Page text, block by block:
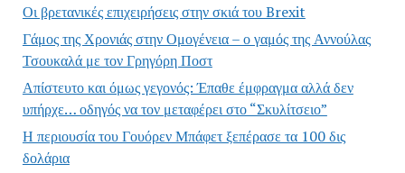
Οι βρετανικές επιχειρήσεις στην σκιά του Brexit
Γάμος της Χρονιάς στην Ομογένεια – ο γαμός της Αννούλας
Τσουκαλά με τον Γρηγόρη Ποστ
Απίστευτο και όμως γεγονός: Έπαθε έμφραγμα αλλά δεν
υπήρχε… οδηγός να τον μεταφέρει στο “Σκυλίτσειο”
Η περιουσία του Γουόρεν Μπάφετ ξεπέρασε τα 100 δις
δολάρια